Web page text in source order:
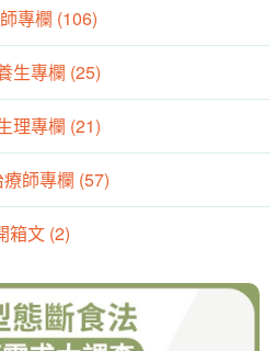
專欄 (106)
生專欄 (25)
理專欄 (21)
師專欄 (57)
箱文 (2)